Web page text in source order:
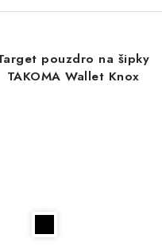
pouzdro na šipky
TAKOMA Wallet Knox